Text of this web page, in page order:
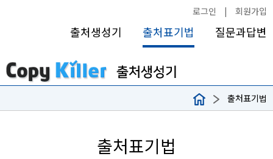
로그인 | 회원가입
출처생성기 출처표기법 질문과답변
출처표기법
출처표기법